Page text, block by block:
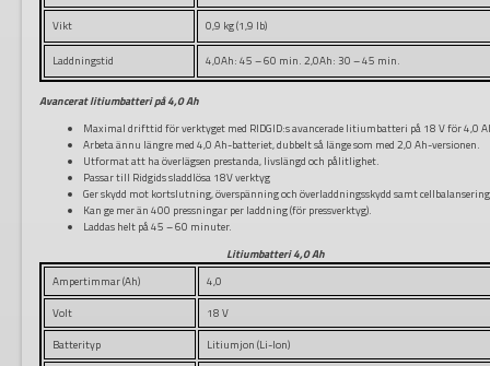
Vikt 0,9 kg (1,9 lb)
Laddningstid 4,0Ah: 45 – 60 min. 2,0Ah: 30 – 45 min.
Avancerat litiumbatteri på 4,0 Ah
Maximal drifttid för verktyget med RIDGID:s avancerade litiumbatteri på 18 V för 4,0
Arbeta ännu längre med 4,0 Ah-batteriet, dubbelt så länge som med 2,0 Ah-versionen.
Utformat att ha överlägsen prestanda, livslängd och pålitlighet.
Passar till Ridgids sladdlösa 18V verktyg
Ger skydd mot kortslutning, överspänning och överladdningsskydd samt
Kan ge mer än 400 pressningar per laddning (för pressverktyg).
Laddas helt på 45 – 60 minuter.
Litiumbatteri 4,0 Ah
Ampertimmar (Ah)
4,0
Volt
18 V
Batterityp
Litiumjon (Li-Ion)